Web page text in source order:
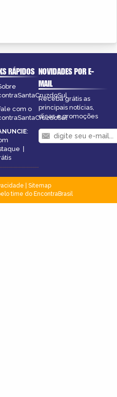
RÁPIDOS
com o
:
|
NOVIDADES POR E-
MAIL
Receba grátis as
principais notícias,
dicas e promoções
Sitemap
time do EncontraBrasil